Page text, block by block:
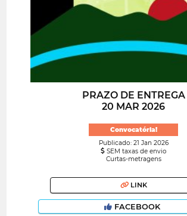
PRAZO DE ENTREGA
20 MAR 2026
Convocatória!
Publicado: 21 Jan 2026
SEM taxas de envio
Curtas-metragens
LINK
FACEBOOK